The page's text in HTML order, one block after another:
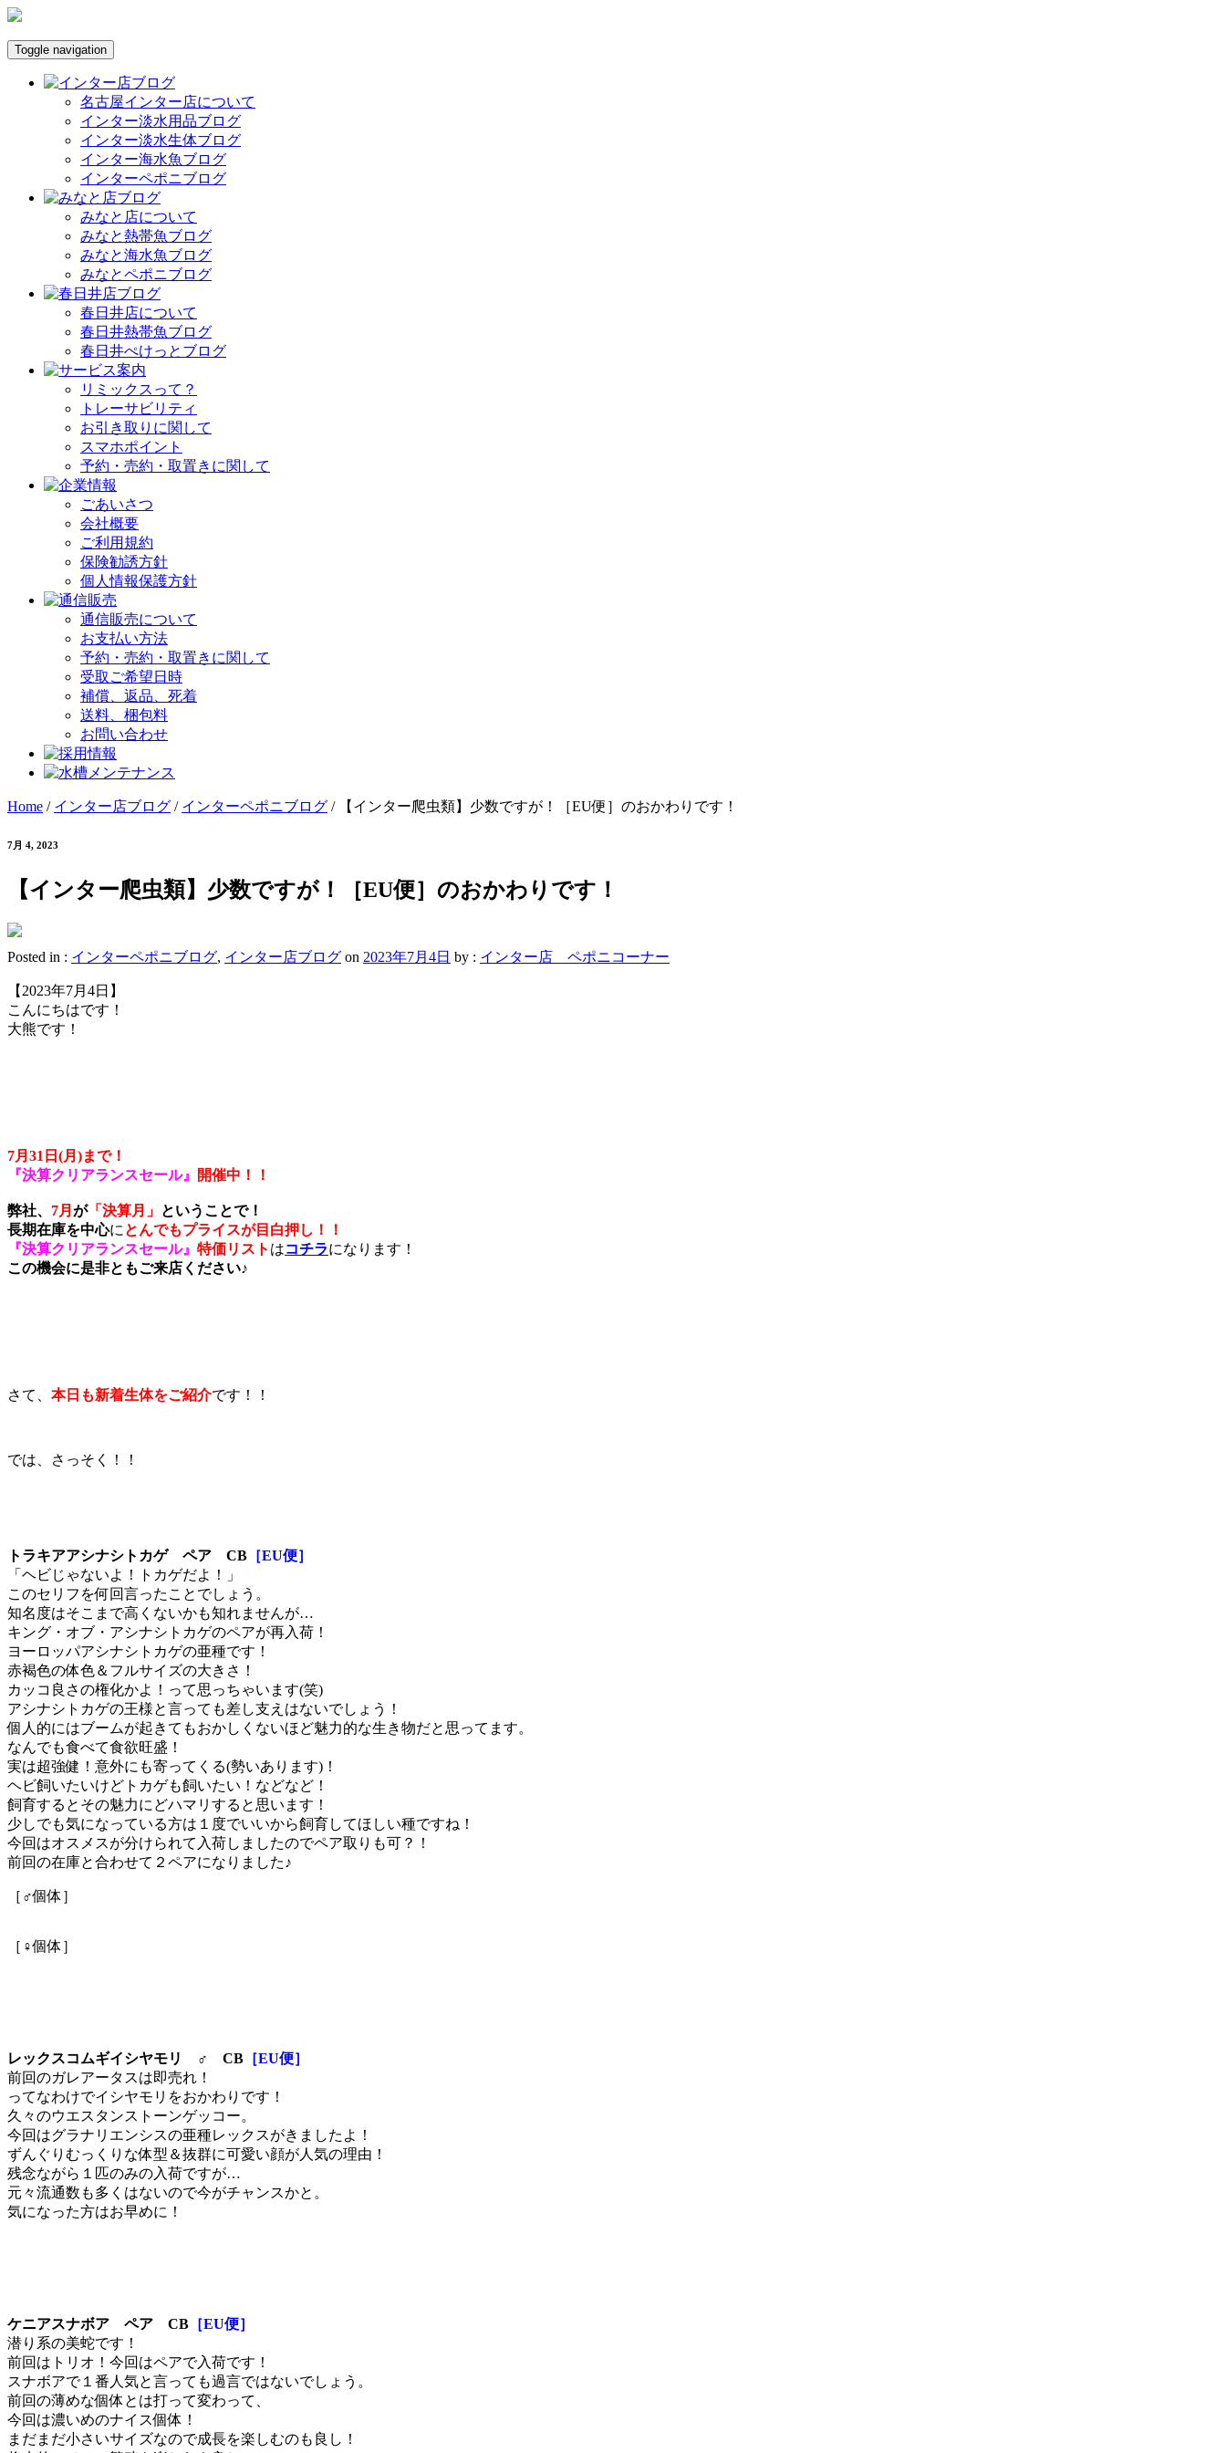
Toggle navigation
名古屋インター店について
インター淡水用品ブログ
インター淡水生体ブログ
インター海水魚ブログ
インターペポニブログ
みなと店について
みなと熱帯魚ブログ
みなと海水魚ブログ
みなとペポニブログ
春日井店について
春日井熱帯魚ブログ
春日井ぺけっとブログ
リミックスって？
トレーサビリティ
お引き取りに関して
スマホポイント
予約・売約・取置きに関して
ごあいさつ
会社概要
ご利用規約
保険勧誘方針
個人情報保護方針
通信販売について
お支払い方法
予約・売約・取置きに関して
受取ご希望日時
補償、返品、死着
送料、梱包料
お問い合わせ
Home / インター店ブログ / インターペポニブログ / 【インター爬虫類】少数ですが！［EU便］のおかわりです！
7月 4, 2023
【インター爬虫類】少数ですが！［EU便］のおかわりです！
Posted in : インターペポニブログ, インター店ブログ on 2023年7月4日 by : インター店 ペポニコーナー
【2023年7月4日】
こんにちはです！
大熊です！
7月31日(月)まで！
『決算クリアランスセール』
開催中！！
弊社、 7月 が「決算月」 ということで！
長期在庫を中心に とんでもプライスが目白押し！！
『決算クリアランスセール』 特価リスト はコチラになります！
この機会に是非ともご来店ください♪
さて、 本日も新着生体をご紹介です！！
では、さっそく！！
トラキアアシナシトカゲ ペア CB ［EU便］
「ヘビじゃないよ！トカゲだよ！」
このセリフを何回言ったことでしょう。
知名度はそこまで高くないかも知れませんが…
キング・オブ・アシナシトカゲのペアが再入荷！
ヨーロッパアシナシトカゲの亜種です！
赤褐色の体色＆フルサイズの大きさ！
カッコ良さの権化かよ！って思っちゃいます(笑)
アシナシトカゲの王様と言っても差し支えはないでしょう！
個人的にはブームが起きてもおかしくないほど魅力的な生き物だと思ってます。
なんでも食べて食欲旺盛！
実は超強健！意外にも寄ってくる(勢いあります)！
ヘビ飼いたいけどトカゲも飼いたい！などなど！
飼育するとその魅力にどハマリすると思います！
少しでも気になっている方は１度でいいから飼育してほしい種ですね！
今回はオスメスが分けられて入荷しましたのでペア取りも可？！
前回の在庫と合わせて２ペアになりました♪
［♂個体］
［♀個体］
レックスコムギイシヤモリ ♂ CB ［EU便］
前回のガレアータスは即売れ！
ってなわけでイシヤモリをおかわりです！
久々のウエスタンストーンゲッコー。
今回はグラナリエンシスの亜種レックスがきましたよ！
ずんぐりむっくりな体型＆抜群に可愛い顔が人気の理由！
残念ながら１匹のみの入荷ですが…
元々流通数も多くはないので今がチャンスかと。
気になった方はお早めに！
ケニアスナボア ペア CB ［EU便］
潜り系の美蛇です！
前回はトリオ！今回はペアで入荷です！
スナボアで１番人気と言っても過言ではないでしょう。
前回の薄めな個体とは打って変わって、
今回は濃いめのナイス個体！
まだまだ小さいサイズなので成長を楽しむのも良し！